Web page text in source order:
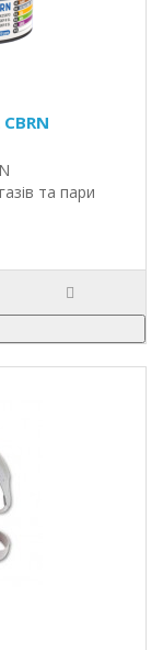
та пари